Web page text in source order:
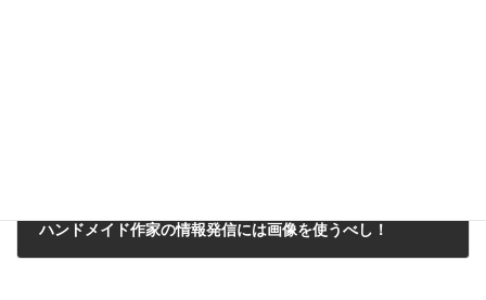
ハンドメイド作家の情報発信には画像を使うべし！